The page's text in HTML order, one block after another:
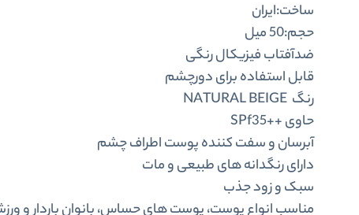
ساخت:ایران
حجم:50 میل
ضدآفتاب فیزیکال رنگی
قابل استفاده برای دورچشم
رنگ NATURAL BEIGE
حاوی ++SPf35
آبرسان و سفت کننده پوست اطراف چشم
دارای رنگدانه های طبیعی و مات
سبک و زود جذب
مناسب انواع پوست، پوست های حساس، بانوان باردار و